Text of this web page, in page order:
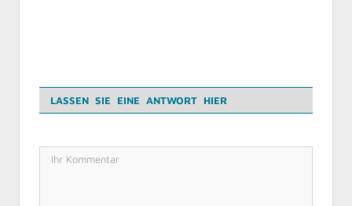
LASSEN SIE EINE ANTWORT HIER